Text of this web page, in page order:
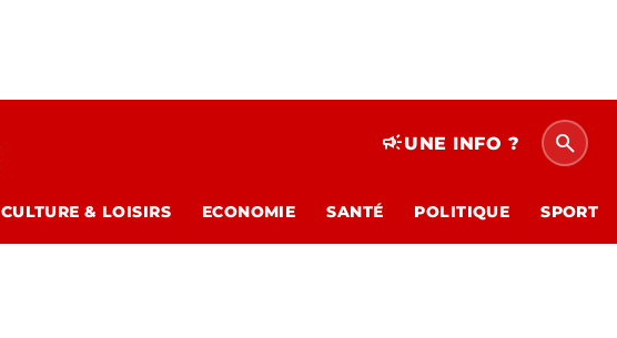
campaignUNE INFO ? search
CULTURE & LOISIRS ECONOMIE SANTÉ POLITIQUE SPORT